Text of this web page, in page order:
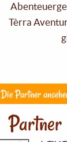
Tèrra
Die Partner
Partner